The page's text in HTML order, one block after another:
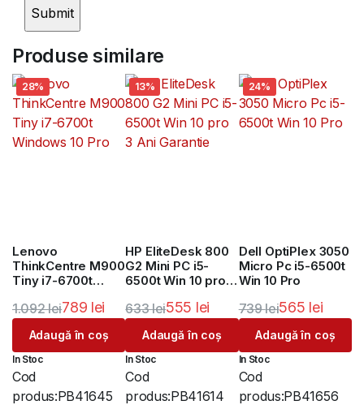
Produse similare
28%
Lenovo
ThinkCentre M900
Tiny i7-6700t
1.092lei
Prețul
inițial
a
fost:
789 lei
Prețul
curent
este:
789 lei.
Adaugă în coș
In Stoc
Cod
produs:PB41645
13%
HP EliteDesk 800
G2 Mini PC i5-
6500t Win 10 pro 3
633lei
Prețul
inițial
a
fost:
555 lei
Prețul
curent
este:
555 lei.
Adaugă în coș
In Stoc
Cod
produs:PB41614
24%
Dell OptiPlex 3050
Micro Pc i5-6500t
Win 10 Pro
739lei
Prețul
inițial
a
fost:
565 lei
Prețul
curent
este:
565 lei.
Adaugă în coș
In Stoc
Cod
produs:PB41656